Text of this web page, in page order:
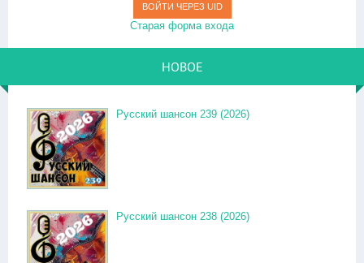
ВОЙТИ ЧЕРЕЗ UID
Старая форма входа
НОВОЕ
Русский шансон 239 (2026)
Русский шансон 238 (2026)